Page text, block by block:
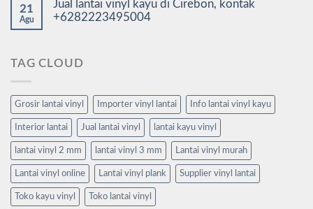
21
Agu
Jual lantai vinyl kayu di Cirebon, kontak
+6282223495004
TAG CLOUD
Grosir lantai vinyl Importer vinyl lantai Info lantai vinyl kayu
Interior lantai Jual lantai vinyl lantai kayu vinyl
lantai vinyl 2 mm lantai vinyl 3 mm Lantai vinyl murah
Lantai vinyl online Lantai vinyl plank Supplier vinyl lantai
Toko kayu vinyl Toko lantai vinyl